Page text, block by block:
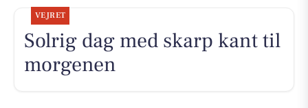
VEJRET
Solrig dag med skarp kant til
morgenen